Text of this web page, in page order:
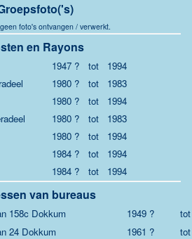
foto's ontvangen / verwerkt.
en Rayons
1947 ? tot
1994
1980 ? tot
1983
1980 ? tot
1994
1980 ? tot
1983
1980 ? tot
1994
1984 ? tot
1994
1984 ? tot 1994
van bureaus
158c Dokkum 1949 ?
tot
24 Dokkum 1961 ?
tot